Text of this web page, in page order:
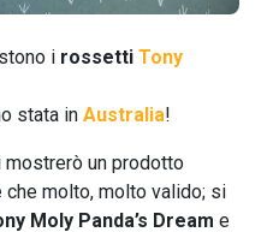
i rossetti Tony
stata in Australia!
mostrerò un prodotto
molto, molto valido; si
Moly Panda’s Dream e